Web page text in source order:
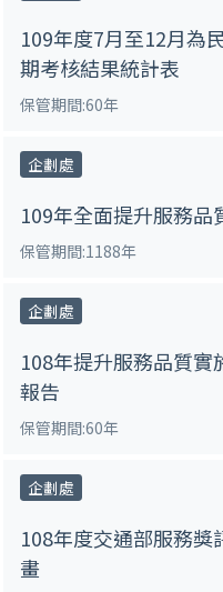
109年度7月至12月為
期考核結果統計表
保管期間:60年
企劃處
109年全面提升服務品
保管期間:1188年
企劃處
108年提升服務品質實
報告
保管期間:60年
企劃處
108年度交通部服務獎
畫